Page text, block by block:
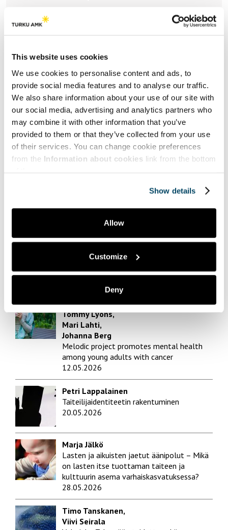
This website uses cookies
We use cookies to personalise content and ads, to
provide social media features and to analyse our traffic.
We also share information about your use of our site with
our social media, advertising and analytics partners who
may combine it with other information that you’ve
provided to them or that they’ve collected from your use
of their services. You can change cookie preferences
from the Information about cookies link from the bottom
Show details
Allow
Customize
Deny
Lataa lisää
Teemat | Themes
Hyve | Health and Well-being
Myynti | Sales
Puheenvuoroja | Comments
Taide | Art
Tekniikka | Engineering
Yrittäjyys | Entrepreneurship
Suosituimmat | Most popular
Dilukshi Soysa,
Tommy Lyons,
Mari Lahti,
Johanna Berg
Melodic project promotes mental health
among young adults with cancer
12.05.2026
Petri Lappalainen
Taiteilijaidentiteetin rakentuminen
20.05.2026
Marja Jälkö
Lasten ja aikuisten jaetut äänipolut – Mikä
on lasten itse tuottaman taiteen ja
kulttuurin asema varhaiskasvatuksessa?
28.05.2026
Timo Tanskanen,
Viivi Seirala